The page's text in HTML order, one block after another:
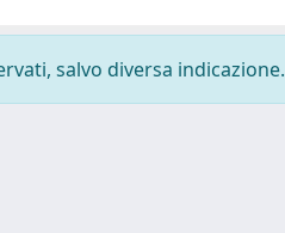
salvo diversa indicazione.